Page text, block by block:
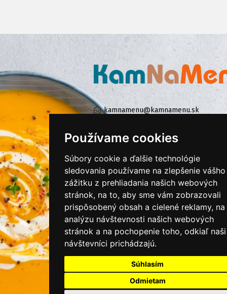
Používame cookies
Súbory cookie a ďalšie technológie
sledovania používame na zlepšenie vášho
zážitku z prehliadania našich webových
stránok, na to, aby sme vám zobrazovali
prispôsobený obsah a cielené reklamy, na
analýzu návštevnosti našich webových
stránok a na pochopenie toho, odkiaľ naši
návštevníci prichádzajú.
Súhlasím
Odmietam
kamnamenu@kamnamenu.sk
instagram/kamnamenu.sk
KONTAKTUJTE NÁS
PRIHLÁSIŤ SA DO ZÁKAZNÍCKEJ ZÓNY
Všeobecné obchodné podmienky
Ochrana osobných údajov
Moje KamNaMenu